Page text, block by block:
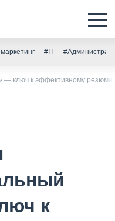
#IT
— ключ к эффективному
к